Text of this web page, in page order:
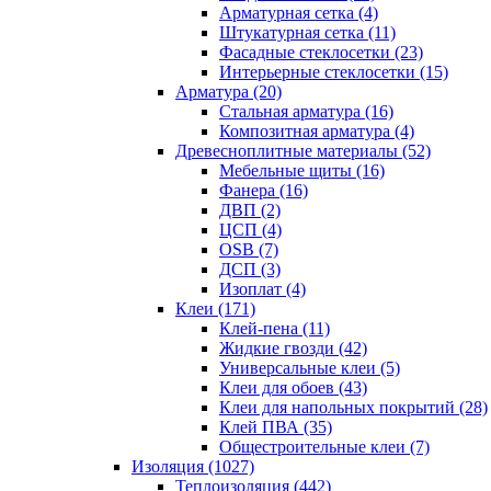
Арматурная сетка (4)
Штукатурная сетка (11)
Фасадные стеклосетки (23)
Интерьерные стеклосетки (15)
Арматура (20)
Стальная арматура (16)
Композитная арматура (4)
Древесноплитные материалы (52)
Мебельные щиты (16)
Фанера (16)
ДВП (2)
ЦСП (4)
OSB (7)
ДСП (3)
Изоплат (4)
Клеи (171)
Клей-пена (11)
Жидкие гвозди (42)
Универсальные клеи (5)
Клеи для обоев (43)
Клеи для напольных покрытий (28)
Клей ПВА (35)
Общестроительные клеи (7)
Изоляция (1027)
Теплоизоляция (442)